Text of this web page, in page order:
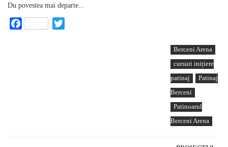
Du povestea mai departe...
Facebook
Berceni Arena
cursuri inițiere
patinaj
Patinaj
Berceni
Patinoarul
Berceni Arena